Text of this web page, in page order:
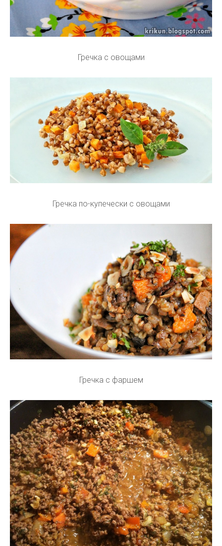
Гречка с овощами
Гречка по-купечески с овощами
Гречка с фаршем